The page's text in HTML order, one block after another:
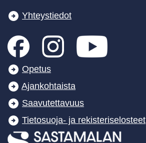
Yhteystiedot
Opetus
Ajankohtaista
Saavutettavuus
Tietosuoja- ja rekisteriselosteet